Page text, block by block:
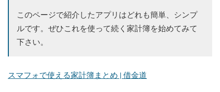
このページで紹介したアプリはどれも簡単、シンプ
ルです。ぜひこれを使って続く家計簿を始めてみて
下さい。
スマフォで使える家計簿まとめ | 借金道